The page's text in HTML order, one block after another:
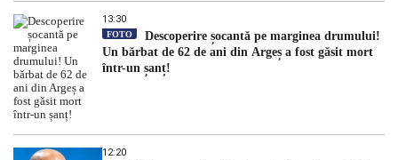
13:30
FOTO
Descoperire șocantă pe marginea drumului!
Un bărbat de 62 de ani din Argeș a fost găsit mort
într-un șanț!
12:20